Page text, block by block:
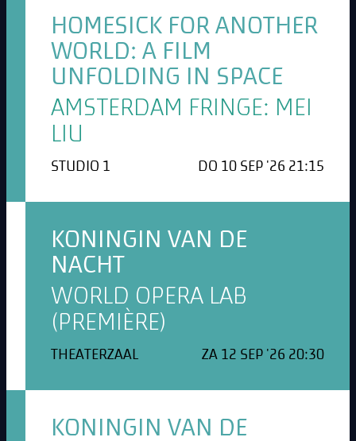
HOMESICK FOR ANOTHER
WORLD: A FILM
UNFOLDING IN SPACE
AMSTERDAM FRINGE: MEI
LIU
STUDIO 1 DO 10 SEP '26 21:15
KONINGIN VAN DE
NACHT
WORLD OPERA LAB
(PREMIÈRE)
THEATERZAAL ZA 12 SEP '26 20:30
KONINGIN VAN DE